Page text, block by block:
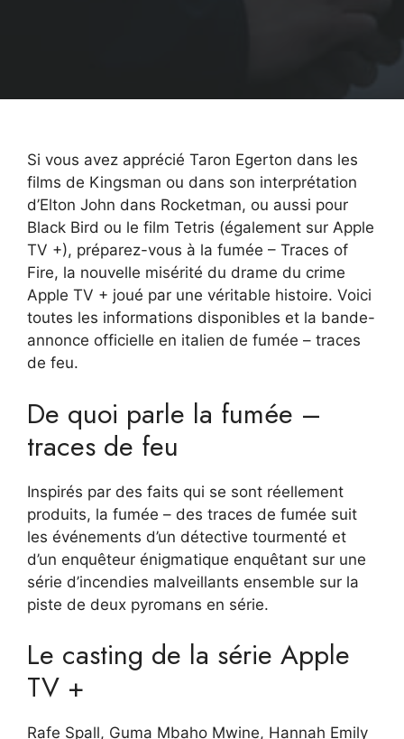
Si vous avez apprécié Taron Egerton dans les
films de Kingsman ou dans son interprétation
d’Elton John dans Rocketman, ou aussi pour
Black Bird ou le film Tetris (également sur Apple
TV +), préparez-vous à la fumée – Traces of
Fire, la nouvelle misérité du drame du crime
Apple TV + joué par une véritable histoire. Voici
toutes les informations disponibles et la bande-
annonce officielle en italien de fumée – traces
de feu.
De quoi parle la fumée –
traces de feu
Inspirés par des faits qui se sont réellement
produits, la fumée – des traces de fumée suit
les événements d’un détective tourmenté et
d’un enquêteur énigmatique enquêtant sur une
série d’incendies malveillants ensemble sur la
piste de deux pyromans en série.
Le casting de la série Apple
TV +
Rafe Spall, Guma Mbaho Mwine, Hannah Emily